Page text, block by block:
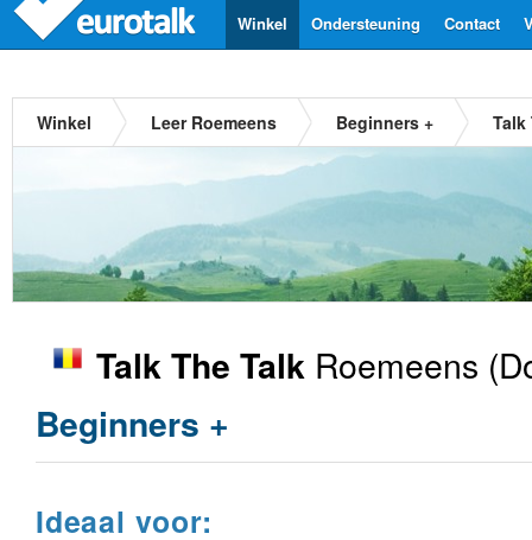
Contact
Ondersteuning
Winkel
Winkel Leer Roemeens Beginners + Talk
Talk The Talk Roemeens
Beginners +
Ideaal voor: